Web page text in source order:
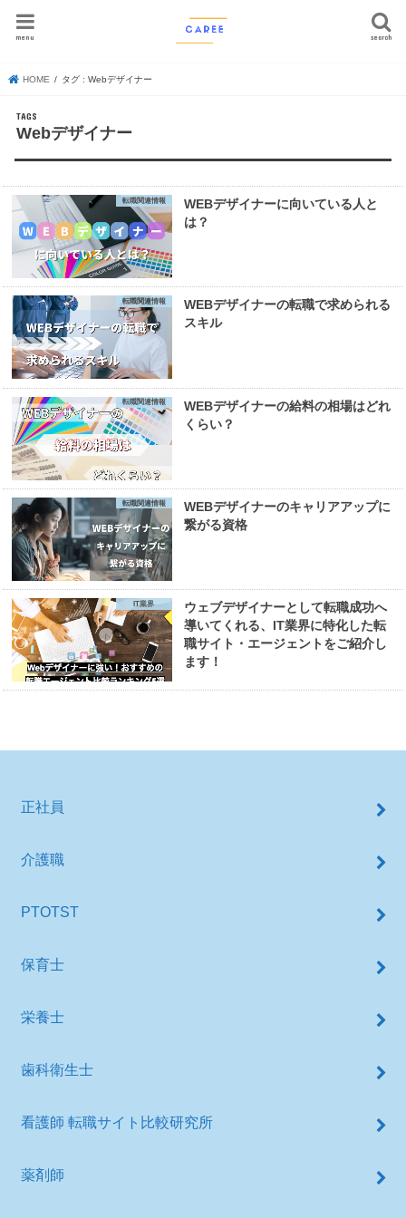
search
menu
HOME タグ : Webデザイナー
Webデザイナー
転職関連情報
WEBデザイナーに向いている人と
は？
転職関連情報
WEBデザイナーの転職で求められる
スキル
転職関連情報
WEBデザイナーの給料の相場はどれ
くらい？
転職関連情報
WEBデザイナーのキャリアアップに
繋がる資格
IT業界
ウェブデザイナーとして転職成功へ
導いてくれる、IT業界に特化した転
職サイト・エージェントをご紹介し
ます！
正社員
介護職
PTOTST
保育士
栄養士
歯科衛生士
看護師 転職サイト比較研究所
薬剤師